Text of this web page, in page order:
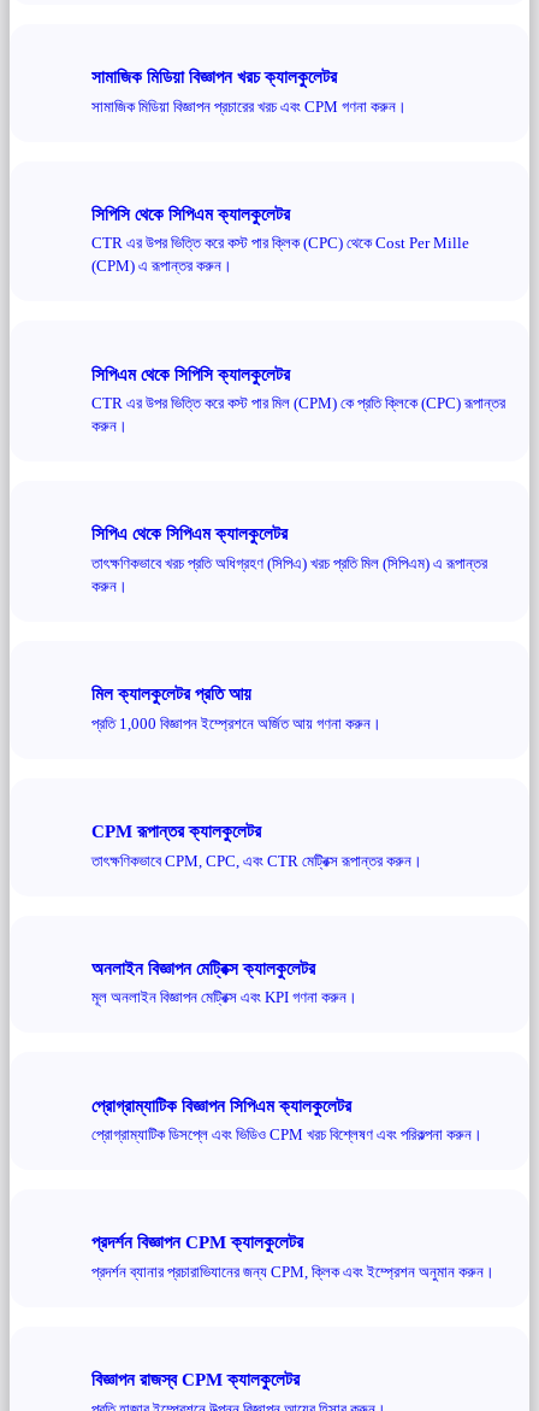
সামাজিক মিডিয়া বিজ্ঞাপন খরচ ক্যালকুলেটর
সামাজিক মিডিয়া বিজ্ঞাপন প্রচারের খরচ এবং CPM গণনা করুন।
সিপিসি থেকে সিপিএম ক্যালকুলেটর
CTR এর উপর ভিত্তি করে কস্ট পার ক্লিক (CPC) থেকে Cost Per Mille
(CPM) এ রূপান্তর করুন।
সিপিএম থেকে সিপিসি ক্যালকুলেটর
CTR এর উপর ভিত্তি করে কস্ট পার মিল (CPM) কে প্রতি ক্লিকে (CPC) রূপান্তর
করুন।
সিপিএ থেকে সিপিএম ক্যালকুলেটর
তাৎক্ষণিকভাবে খরচ প্রতি অধিগ্রহণ (সিপিএ) খরচ প্রতি মিল (সিপিএম) এ রূপান্তর
করুন।
মিল ক্যালকুলেটর প্রতি আয়
প্রতি 1,000 বিজ্ঞাপন ইম্প্রেশনে অর্জিত আয় গণনা করুন।
CPM রূপান্তর ক্যালকুলেটর
তাৎক্ষণিকভাবে CPM, CPC, এবং CTR মেট্রিক্স রূপান্তর করুন।
অনলাইন বিজ্ঞাপন মেট্রিক্স ক্যালকুলেটর
মূল অনলাইন বিজ্ঞাপন মেট্রিক্স এবং KPI গণনা করুন।
প্রোগ্রাম্যাটিক বিজ্ঞাপন সিপিএম ক্যালকুলেটর
প্রোগ্রাম্যাটিক ডিসপ্লে এবং ভিডিও CPM খরচ বিশ্লেষণ এবং পরিকল্পনা করুন।
প্রদর্শন বিজ্ঞাপন CPM ক্যালকুলেটর
প্রদর্শন ব্যানার প্রচারাভিযানের জন্য CPM, ক্লিক এবং ইম্প্রেশন অনুমান করুন।
বিজ্ঞাপন রাজস্ব CPM ক্যালকুলেটর